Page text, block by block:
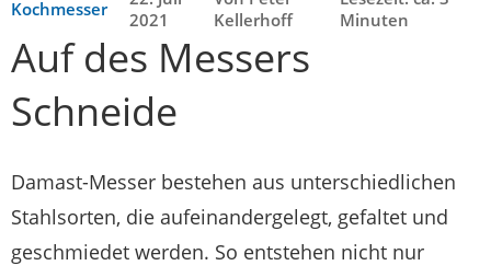
Kochmesser
2021
Kellerhoff
Minuten
Auf des Messers
Schneide
Damast-Messer bestehen aus unterschiedlichen
Stahlsorten, die aufeinandergelegt, gefaltet und
geschmiedet werden. So entstehen nicht nur